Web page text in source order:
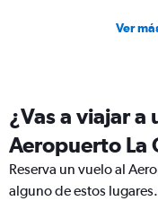
Ver
¿Vas a viajar a
Aeropuerto La
Reserva un vuelo al
alguno de estos lugares.